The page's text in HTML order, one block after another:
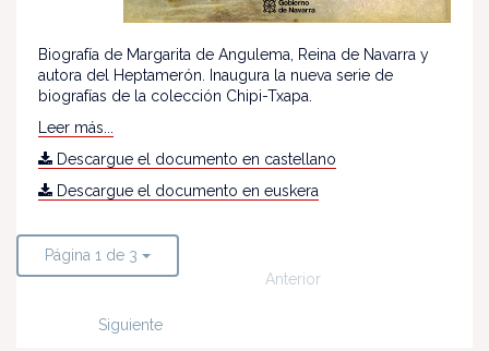
Biografía de Margarita de Angulema, Reina de Navarra y
autora del Heptamerón. Inaugura la nueva serie de
biografías de la colección Chipi-Txapa.
Leer más...
Descargue el documento en castellano
Descargue el documento en euskera
Página 1 de 3
Anterior
Siguiente